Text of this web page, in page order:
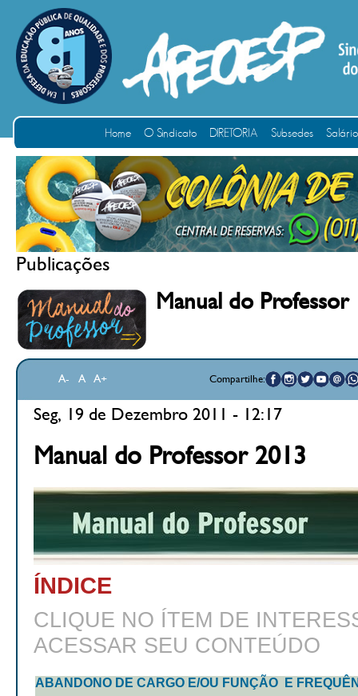
Home O Sindicato DIRETORIA Subsedes
Publicações
Manual do Professor
A- A A+ Compartilhe:
Seg, 19 de Dezembro 2011 - 12:17
Manual do Professor 2013
ÍNDICE
CLIQUE NO ÍTEM DE
ACESSAR SEU CONTEÚDO
ABANDONO DE CARGO E/OU FUNÇÃO E